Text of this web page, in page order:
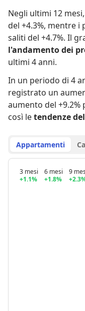
Negli ultimi 12 mesi,
del +4.3%, mentre i
saliti del +4.7%. Il
l'andamento dei
ultimi 4 anni.
In un periodo di 4
registrato un
aumento del
così letendenze
Appartamenti
3 mesi
+1.1%
6 mesi
+1.8%
9